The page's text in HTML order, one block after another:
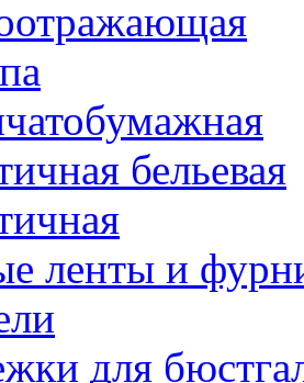
бельевая
ленты и
для